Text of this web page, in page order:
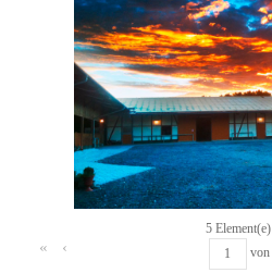
5 Element(e)
« ‹ von